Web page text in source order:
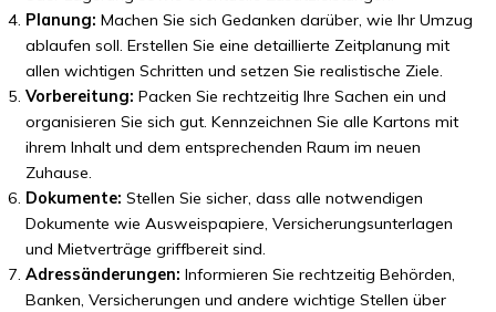
Planung: Machen Sie sich Gedanken darüber, wie Ihr Umzug
ablaufen soll. Erstellen Sie eine detaillierte Zeitplanung mit
allen wichtigen Schritten und setzen Sie realistische Ziele.
Vorbereitung: Packen Sie rechtzeitig Ihre Sachen ein und
organisieren Sie sich gut. Kennzeichnen Sie alle Kartons mit
ihrem Inhalt und dem entsprechenden Raum im neuen
Zuhause.
Dokumente: Stellen Sie sicher, dass alle notwendigen
Dokumente wie Ausweispapiere, Versicherungsunterlagen
und Mietverträge griffbereit sind.
Adressänderungen: Informieren Sie rechtzeitig Behörden,
Banken, Versicherungen und andere wichtige Stellen über